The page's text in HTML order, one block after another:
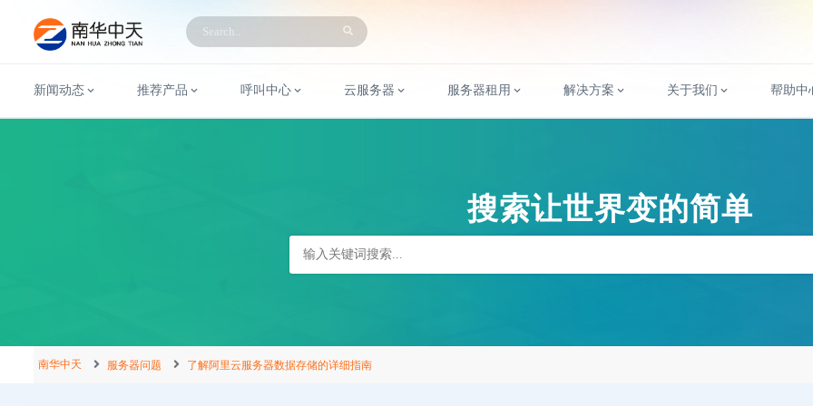
新闻动态 推荐产品 呼叫中心 云服务器 服务器租用 解决方案 关于我们 帮助中
搜索让世界变的简单
南华中天 服务器问题 了解阿里云服务器数据存储的详细指南